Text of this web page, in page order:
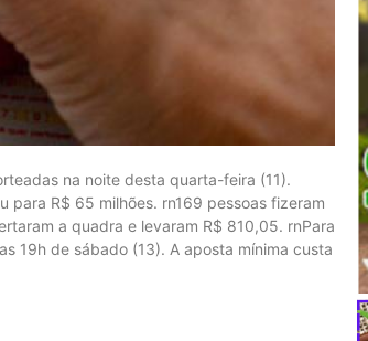
na noite desta quarta-feira (11).
para R$ 65 milhões. rn169 pessoas fizeram
a quadra e levaram R$ 810,05. rnPara
19h de sábado (13). A aposta mínima custa